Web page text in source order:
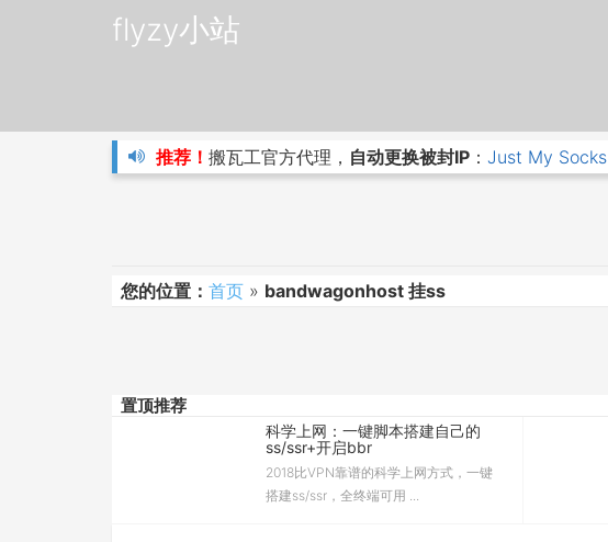
flyzy小站
推荐！ 搬瓦工官方代理， 自动更换被封IP ： Just My Socks
您的位置： 首页 » bandwagonhost 挂ss
置顶推荐
科学上网：一键脚本搭建自己的
ss/ssr+开启bbr
2018比VPN靠谱的科学上网方式，一键
搭建ss/ssr，全终端可用 ...